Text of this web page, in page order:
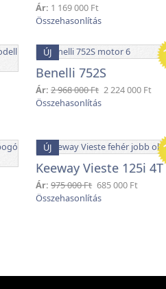
Ár: 1 169 000 Ft
ÚJ
Benelli 752S
Ár:2 968 000 Ft 2 224 000 Ft
ÚJ
Keeway Vieste 125i 4T
Ár:975 000 Ft 685 000 Ft